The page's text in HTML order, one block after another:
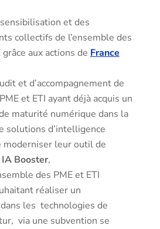
et des
collectifs de l’ensemble des
aux actions de France
et d’accompagnement de
et ETI ayant déjà acquis un
maturité numérique dans la
solutions d’intelligence
leur outil de
IA Booster,
des PME et ETI
réaliser un
les technologies de
via une subvention se